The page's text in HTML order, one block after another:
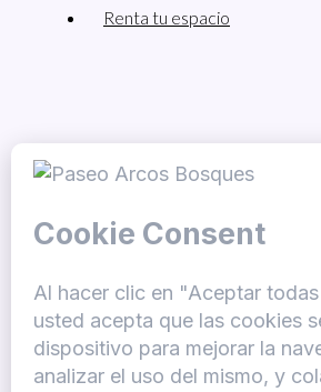
Renta tu espacio